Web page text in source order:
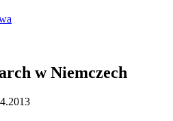
w Niemczech